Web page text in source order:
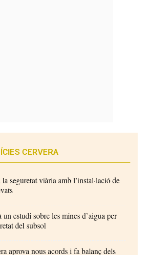
CERVERA
seguretat viària amb l’instal·lació de
estudi sobre les mines d’aigua per
del subsol
aprova nous acords i fa balanç dels